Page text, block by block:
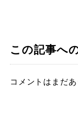
この記事へ
コメントはまだあ